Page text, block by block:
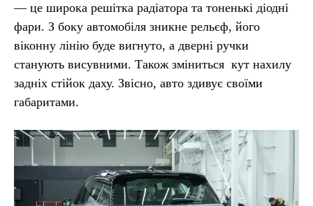
— це широка решітка радіатора та тоненькі діодні
фари. З боку автомобіля зникне рельєф, його
віконну лінію буде вигнуто, а дверні ручки
станують висувними. Також зміниться кут нахилу
задніх стійок даху. Звісно, авто здивує своїми
габаритами.